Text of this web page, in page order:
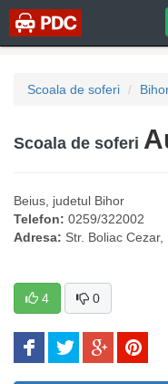
Scoala de soferi
Scoala de soferi
Beius , judetul Bihor
Telefon: 0259/322002
Adresa: Str. Boliac Cezar,
4 0